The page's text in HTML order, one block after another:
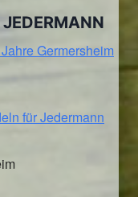
Germersheim
für Jedermann